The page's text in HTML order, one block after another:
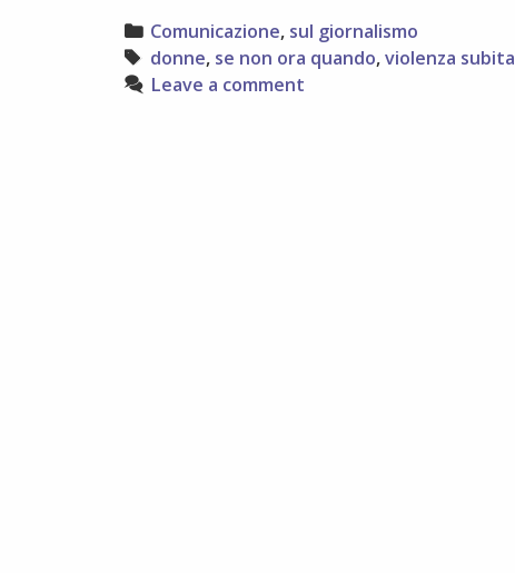
Categories
Comunicazione, sul giornalismo
Tags
donne, se non ora quando,violenza subita
Leave a comment